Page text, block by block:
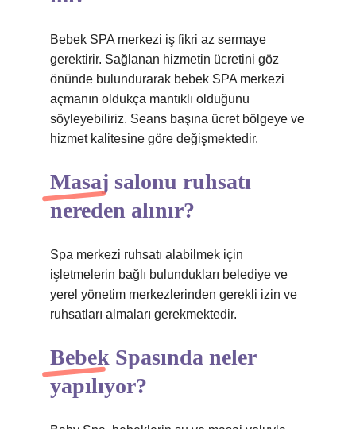
Bebek SPA merkezi iş fikri az sermaye
gerektirir. Sağlanan hizmetin ücretini göz
önünde bulundurarak bebek SPA merkezi
açmanın oldukça mantıklı olduğunu
söyleyebiliriz. Seans başına ücret bölgeye ve
hizmet kalitesine göre değişmektedir.
Masaj salonu ruhsatı
nereden alınır?
Spa merkezi ruhsatı alabilmek için
işletmelerin bağlı bulundukları belediye ve
yerel yönetim merkezlerinden gerekli izin ve
ruhsatları almaları gerekmektedir.
Bebek Spasında neler
yapılıyor?